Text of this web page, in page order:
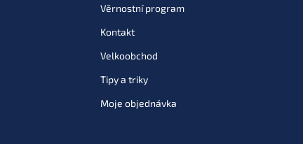
Věrnostní program
Kontakt
Velkoobchod
Tipy a triky
Moje objednávka